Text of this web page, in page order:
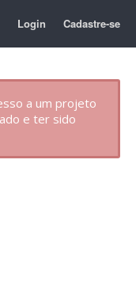
Login Cadastre-se
a um projeto
e ter sido